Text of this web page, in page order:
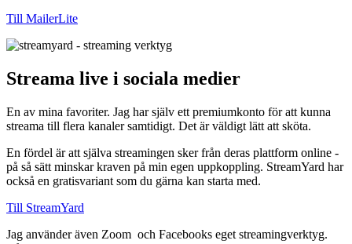
Till MailerLite
Streama live i sociala medier
En av mina favoriter. Jag har själv ett premiumkonto för att kunna
streama till flera kanaler samtidigt. Det är väldigt lätt att sköta.
En fördel är att själva streamingen sker från deras plattform online -
på så sätt minskar kraven på min egen uppkoppling. StreamYard har
också en gratisvariant som du gärna kan starta med.
Till StreamYard
Jag använder även Zoom och Facebooks eget streamingverktyg.